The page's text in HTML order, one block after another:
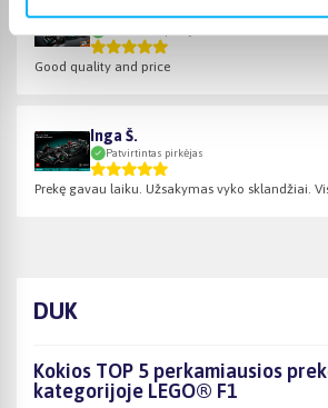
Tadas N.
Good quality and price
Inga Š.
Patvirtintas pirkėjas
Prekę gavau laiku. Užsakymas vyko sklandžiai.
DUK
Kokios TOP 5 perkamiausios
kategorijoje LEGO® F1